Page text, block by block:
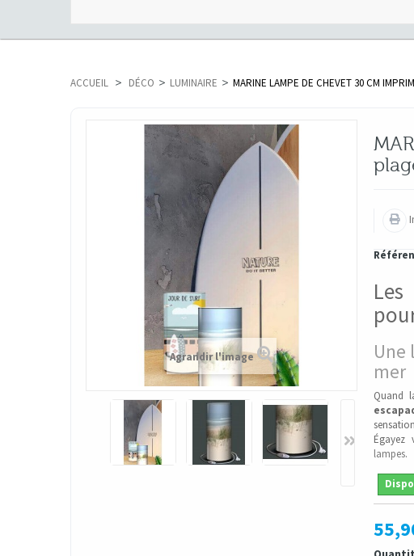
ACCUEIL > DÉCO > LUMINAIRE > MARINE LAMPE DE CHEVET 30 CM
Agrandir l'image
Une
mer
Quand
Égayez
lampes.